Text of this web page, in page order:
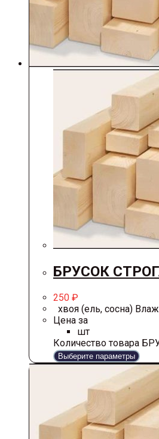
БРУСОК
250 ₽
хвоя (ель, сосна)
Цена за
шт
Количество товара
Выберите параметры